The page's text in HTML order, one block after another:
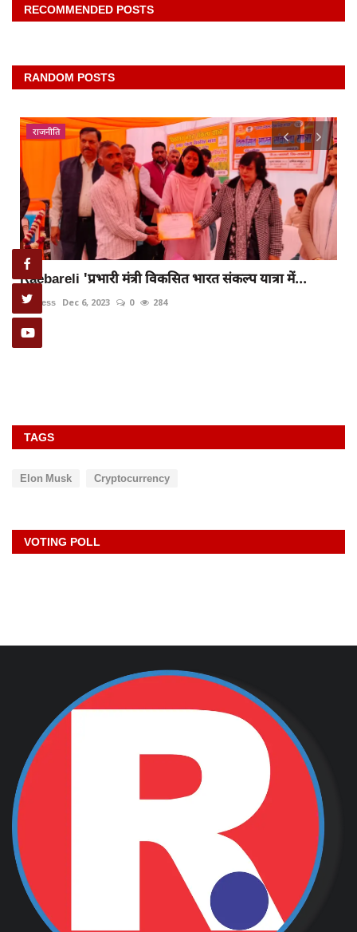
RECOMMENDED POSTS
RANDOM POSTS
राजनीति
Raebareli 'प्रभारी मंत्री विकसित भारत संकल्प यात्रा में...
rexpress Dec 6, 2023 0 284
TAGS
Elon Musk Cryptocurrency
VOTING POLL